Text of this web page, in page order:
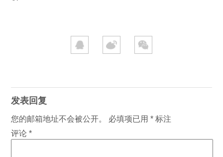
发表回复
您的邮箱地址不会被公开。 必填项已用* 标注
评论*